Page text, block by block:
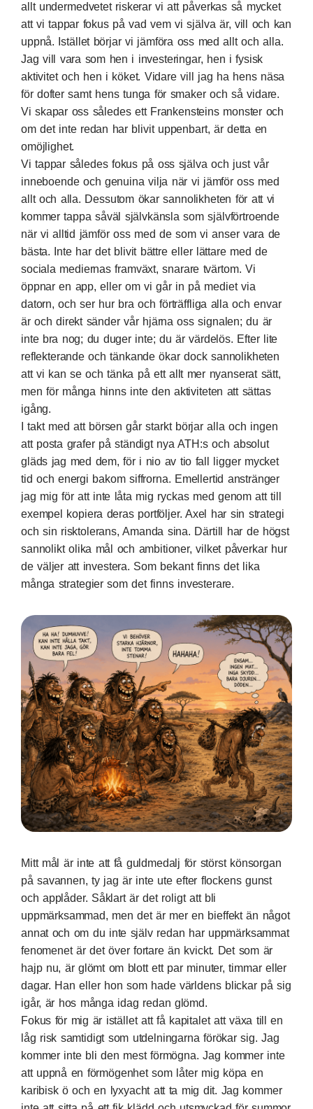
allt undermedvetet riskerar vi att påverkas så mycket
att vi tappar fokus på vad vem vi själva är, vill och kan
uppnå. Istället börjar vi jämföra oss med allt och alla.
Jag vill vara som hen i investeringar, hen i fysisk
aktivitet och hen i köket. Vidare vill jag ha hens näsa
för dofter samt hens tunga för smaker och så vidare.
Vi skapar oss således ett Frankensteins monster och
om det inte redan har blivit uppenbart, är detta en
omöjlighet.
Vi tappar således fokus på oss själva och just vår
inneboende och genuina vilja när vi jämför oss med
allt och alla. Dessutom ökar sannolikheten för att vi
kommer tappa såväl självkänsla som självförtroende
när vi alltid jämför oss med de som vi anser vara de
bästa. Inte har det blivit bättre eller lättare med de
sociala mediernas framväxt, snarare tvärtom. Vi
öppnar en app, eller om vi går in på mediet via
datorn, och ser hur bra och förträffliga alla och envar
är och direkt sänder vår hjärna oss signalen; du är
inte bra nog; du duger inte; du är värdelös. Efter lite
reflekterande och tänkande ökar dock sannolikheten
att vi kan se och tänka på ett allt mer nyanserat sätt,
men för många hinns inte den aktiviteten att sättas
igång.
I takt med att börsen går starkt börjar alla och ingen
att posta grafer på ständigt nya ATH:s och absolut
gläds jag med dem, för i nio av tio fall ligger mycket
tid och energi bakom siffrorna. Emellertid anstränger
jag mig för att inte låta mig ryckas med genom att till
exempel kopiera deras portföljer. Axel har sin strategi
och sin risktolerans, Amanda sina. Därtill har de högst
sannolikt olika mål och ambitioner, vilket påverkar hur
de väljer att investera. Som bekant finns det lika
många strategier som det finns investerare.
Mitt mål är inte att få guldmedalj för störst könsorgan
på savannen, ty jag är inte ute efter flockens gunst
och applåder. Såklart är det roligt att bli
uppmärksammad, men det är mer en bieffekt än något
annat och om du inte själv redan har uppmärksammat
fenomenet är det över fortare än kvickt. Det som är
hajp nu, är glömt om blott ett par minuter, timmar eller
dagar. Han eller hon som hade världens blickar på sig
igår, är hos många idag redan glömd.
Fokus för mig är istället att få kapitalet att växa till en
låg risk samtidigt som utdelningarna förökar sig. Jag
kommer inte bli den mest förmögna. Jag kommer inte
att uppnå en förmögenhet som låter mig köpa en
karibisk ö och en lyxyacht att ta mig dit. Jag kommer